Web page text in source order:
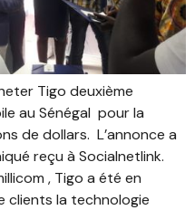
Tigo deuxième
au Sénégal pour la
de dollars. L’annonce a
reçu à Socialnetlink.
, Tigo a été en
clients la technologie